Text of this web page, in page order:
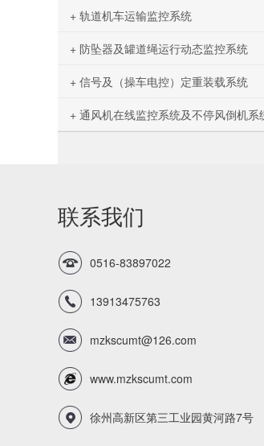
+ 轨道机车运输监控系统
+ 防坠器及罐道绳运行动态监控系统
+ 信号及（操车电控）定重装载系统
+ 通风机在线监控系统及不停风倒机系
联系我们
0516-83897022
13913475763
mzkscumt@126.com
www.mzkscumt.com
徐州高新区第三工业园黄河路7号